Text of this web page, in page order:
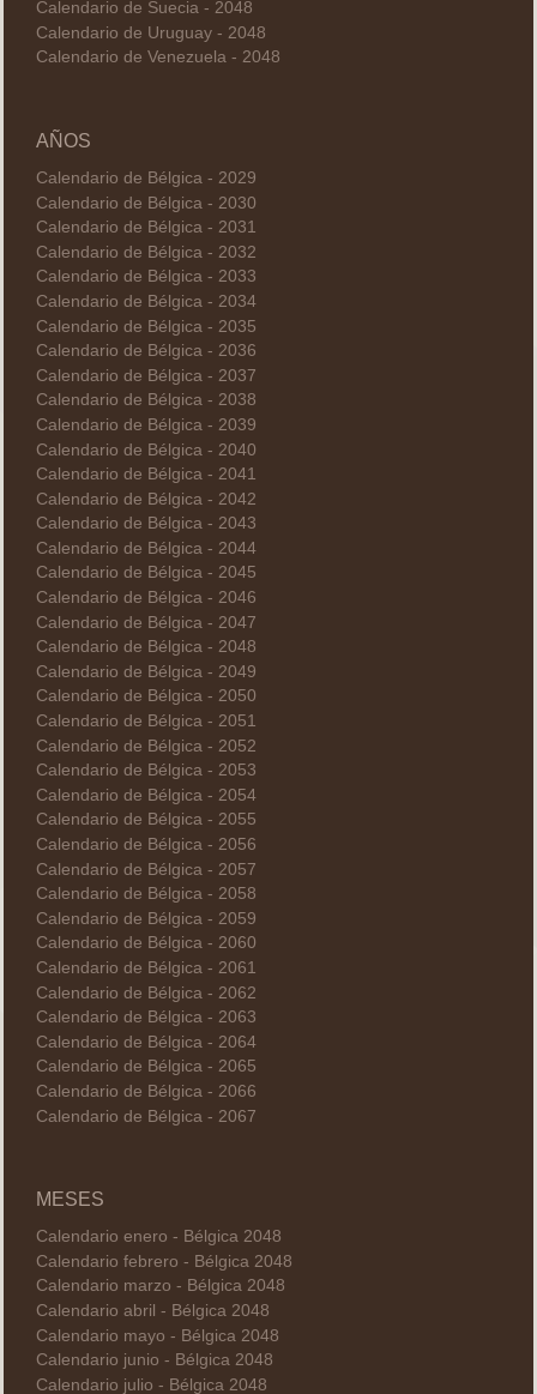
Calendario de Suecia - 2048
Calendario de Uruguay - 2048
Calendario de Venezuela - 2048
AÑOS
Calendario de Bélgica - 2029
Calendario de Bélgica - 2030
Calendario de Bélgica - 2031
Calendario de Bélgica - 2032
Calendario de Bélgica - 2033
Calendario de Bélgica - 2034
Calendario de Bélgica - 2035
Calendario de Bélgica - 2036
Calendario de Bélgica - 2037
Calendario de Bélgica - 2038
Calendario de Bélgica - 2039
Calendario de Bélgica - 2040
Calendario de Bélgica - 2041
Calendario de Bélgica - 2042
Calendario de Bélgica - 2043
Calendario de Bélgica - 2044
Calendario de Bélgica - 2045
Calendario de Bélgica - 2046
Calendario de Bélgica - 2047
Calendario de Bélgica - 2048
Calendario de Bélgica - 2049
Calendario de Bélgica - 2050
Calendario de Bélgica - 2051
Calendario de Bélgica - 2052
Calendario de Bélgica - 2053
Calendario de Bélgica - 2054
Calendario de Bélgica - 2055
Calendario de Bélgica - 2056
Calendario de Bélgica - 2057
Calendario de Bélgica - 2058
Calendario de Bélgica - 2059
Calendario de Bélgica - 2060
Calendario de Bélgica - 2061
Calendario de Bélgica - 2062
Calendario de Bélgica - 2063
Calendario de Bélgica - 2064
Calendario de Bélgica - 2065
Calendario de Bélgica - 2066
Calendario de Bélgica - 2067
MESES
Calendario enero - Bélgica 2048
Calendario febrero - Bélgica 2048
Calendario marzo - Bélgica 2048
Calendario abril - Bélgica 2048
Calendario mayo - Bélgica 2048
Calendario junio - Bélgica 2048
Calendario julio - Bélgica 2048